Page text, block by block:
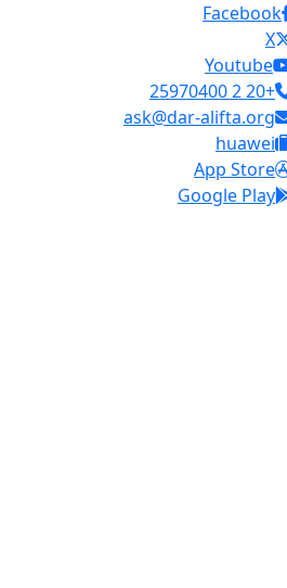
Facebook
X
Youtube
+20 2 25970400
ask@dar-alifta.org
huawei
App Store
Google Play